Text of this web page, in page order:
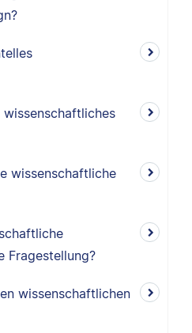
wissenschaftliche
Fragestellung?
wissenschaftlichen